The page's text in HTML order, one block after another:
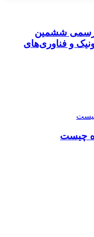
رسمی ششمین
و فناوری‌های
چیست